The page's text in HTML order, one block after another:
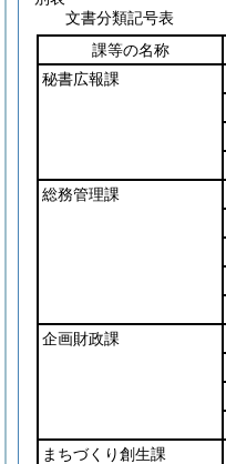
文書分類記号表
課等の名称
秘書広報課
総務管理課
企画財政課
まちづくり創生課